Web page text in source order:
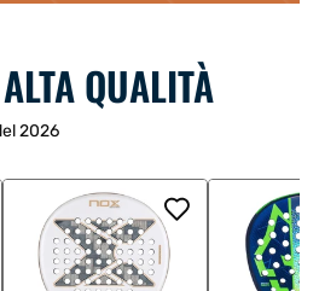
QUALITÀ
2026